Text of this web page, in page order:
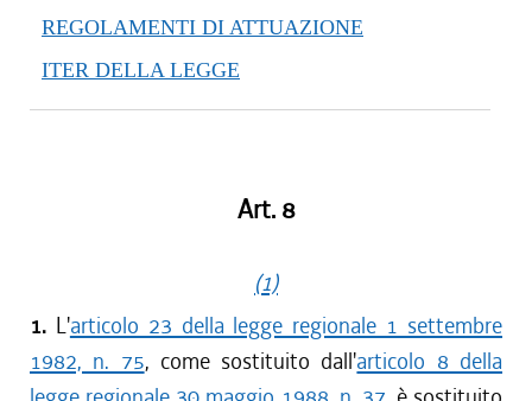
REGOLAMENTI DI ATTUAZIONE
ITER DELLA LEGGE
Art. 8
(1)
1. L'articolo 23 della legge regionale 1 settembre
1982, n. 75, come sostituito dall'articolo 8 della